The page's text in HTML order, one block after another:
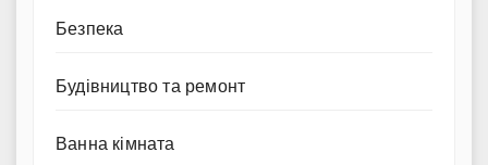
Безпека
Будівництво та ремонт
Ванна кімната